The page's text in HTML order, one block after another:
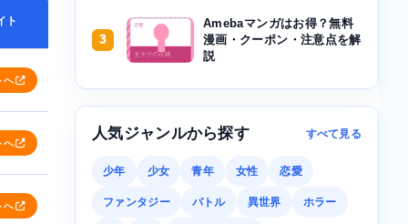
ト
へ
へ
へ
3
Amebaマンガはお得？無料
漫画・クーポン・注意点を解
説
人気ジャンルから探す すべて見る
少年 少女 青年 女性 恋愛
ファンタジー バトル 異世界 ホラー